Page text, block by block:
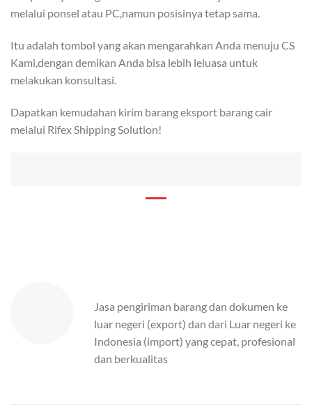
melalui ponsel atau PC,namun posisinya tetap sama.
Itu adalah tombol yang akan mengarahkan Anda menuju CS
Kami,dengan demikan Anda bisa lebih leluasa untuk
melakukan konsultasi.
Dapatkan kemudahan kirim barang eksport barang cair
melalui Rifex Shipping Solution!
Jasa pengiriman barang dan dokumen ke
luar negeri (export) dan dari Luar negeri ke
Indonesia (import) yang cepat, profesional
dan berkualitas